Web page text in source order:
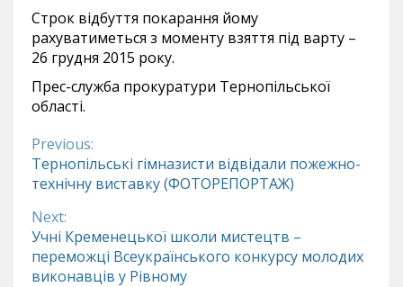
Строк відбуття покарання йому
рахуватиметься з моменту взяття під варту –
26 грудня 2015 року.
Прес-служба прокуратури Тернопільської
області.
Continue
Reading
Previous:
Тернопільські гімназисти відвідали пожежно-
технічну виставку (ФОТОРЕПОРТАЖ)
Next:
Учні Кременецької школи мистецтв –
переможці Всеукраїнського конкурсу молодих
виконавців у Рівному